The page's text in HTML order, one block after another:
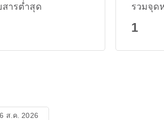
ารต่ำสุด รวมจุด
1
ส.ค. 2026